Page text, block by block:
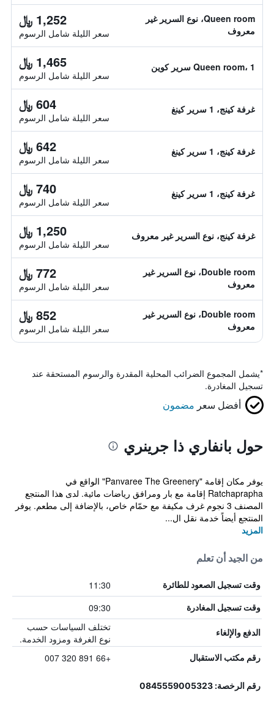
Queen room، نوع السرير غير
معروف
1,252 ﷼
سعر الليلة شامل الرسوم
Queen room، 1 سرير كوين 1,465 ﷼
سعر الليلة شامل الرسوم
غرفة كينج، 1 سرير كينغ 604 ﷼
سعر الليلة شامل الرسوم
غرفة كينج، 1 سرير كينغ 642 ﷼
سعر الليلة شامل الرسوم
غرفة كينج، 1 سرير كينغ 740 ﷼
سعر الليلة شامل الرسوم
غرفة كينج، نوع السرير غير معروف 1,250 ﷼
سعر الليلة شامل الرسوم
Double room، نوع السرير غير
معروف
772 ﷼
سعر الليلة شامل الرسوم
Double room، نوع السرير غير
معروف
852 ﷼
سعر الليلة شامل الرسوم
*يشمل المجموع الضرائب المحلية المقدرة والرسوم المستحقة عند
تسجيل المغادرة.
أفضل سعر مضمون
حول بانفاري ذا جرينري
يوفر مكان إقامة "Panvaree The Greenery" الواقع في
Ratchaprapha إقامة مع بار ومرافق رياضات مائية. لدى هذا المنتجع
المصنف 3 نجوم غرف مكيفة مع حمّام خاص، بالإضافة إلى مطعم. يوفر
المنتجع أيضاً خدمة نقل ال...
المزيد
من الجيد أن تعلم
وقت تسجيل الصعود للطائرة 11:30
وقت تسجيل المغادرة 09:30
الدفع والإلغاء
تختلف السياسات حسب
نوع الغرفة ومزود الخدمة.
رقم مكتب الاستقبال +66 891 320 007
رقم الرخصة: 0845559005323